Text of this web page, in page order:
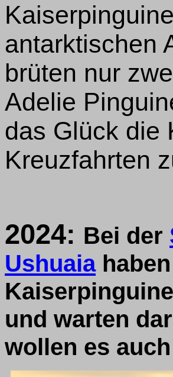
antarktischen
brüten nur
Adelie
das Glück die
Kreuzfahrten
2024: Bei der
Ushuaiahaben
und warten
wollen es